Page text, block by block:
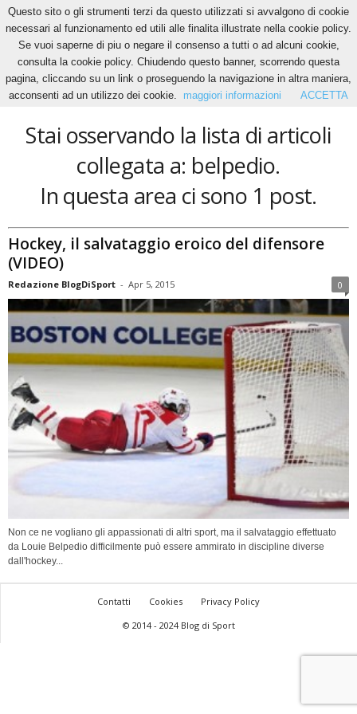
Home Tags Belpedio
belpedio
Stai osservando la lista di articoli
collegata a: belpedio.
In questa area ci sono 1 post.
Hockey, il salvataggio eroico del difensore
(VIDEO)
Redazione BlogDiSport - Apr 5, 2015 0
Non ce ne vogliano gli appassionati di altri sport, ma il salvataggio effettuato
da Louie Belpedio difficilmente può essere ammirato in discipline diverse
dall'hockey...
Contatti Cookies
Privacy Policy
© 2014 - 2024 Blog di Sport
Questo sito o gli strumenti terzi da questo utilizzati si avvalgono di cookie
necessari al funzionamento ed utili alle finalita illustrate nella cookie policy.
Se vuoi saperne di piu o negare il consenso a tutti o ad alcuni cookie,
consulta la cookie policy. Chiudendo questo banner, scorrendo questa
pagina, cliccando su un link o proseguendo la navigazione in altra maniera,
acconsenti ad un utilizzo dei cookie.
maggiori informazioni ACCETTA